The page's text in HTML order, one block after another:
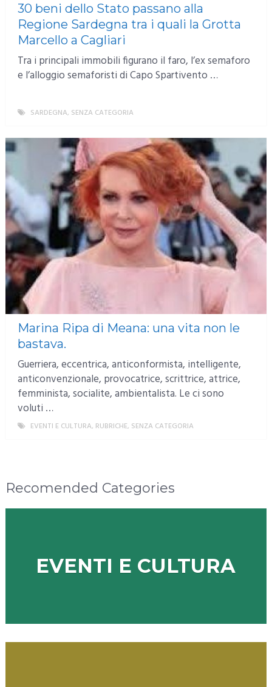
30 beni dello Stato passano alla
Regione Sardegna tra i quali la Grotta
Marcello a Cagliari
Tra i principali immobili figurano il faro, l’ex semaforo
e l’alloggio semaforisti di Capo Spartivento …
SARDEGNA, SENZA CATEGORIA
Marina Ripa di Meana: una vita non le
bastava.
Guerriera, eccentrica, anticonformista, intelligente,
anticonvenzionale, provocatrice, scrittrice, attrice,
femminista, socialite, ambientalista. Le ci sono
voluti …
EVENTI E CULTURA, RUBRICHE, SENZA CATEGORIA
Recomended Categories
EVENTI E CULTURA